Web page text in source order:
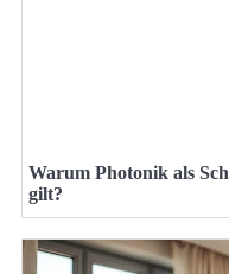
Warum Photonik als
gilt?